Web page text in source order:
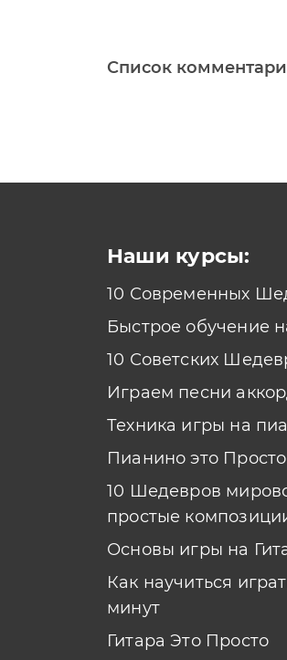
Список
Наши курсы:
10 Современных
Быстрое обучение
10 Советских
Играем песни
Техника игры на
Пианино это
10 Шедевров
простые
Основы игры на
Как научиться
минут
Гитара Это Просто